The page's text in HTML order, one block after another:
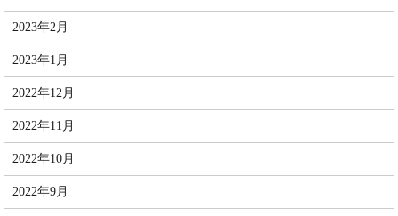
2023年2月
2023年1月
2022年12月
2022年11月
2022年10月
2022年9月